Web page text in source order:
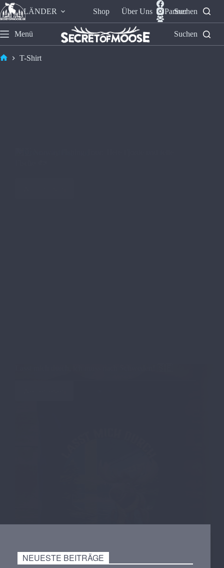
LÄNDER Shop Über Uns Partner
Suchen
Menü Suchen
T-Shirt
NEUESTE BEITRÄGE